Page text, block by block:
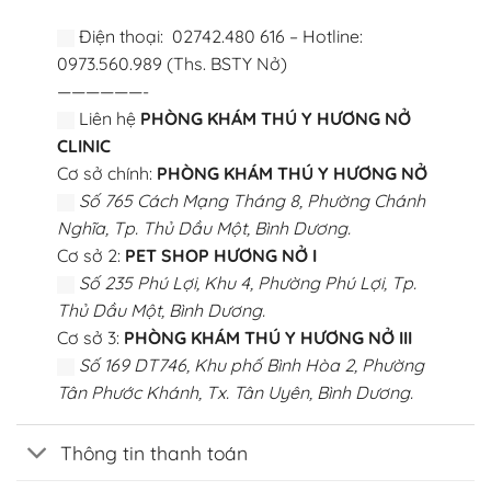
Điện thoại: 02742.480 616 – Hotline:
0973.560.989 (Ths. BSTY Nở)
——————-
Liên hệ PHÒNG KHÁM THÚ Y HƯƠNG NỞ
CLINIC
Cơ sở chính: PHÒNG KHÁM THÚ Y HƯƠNG NỞ
Số 765 Cách Mạng Tháng 8, Phường Chánh
Nghĩa, Tp. Thủ Dầu Một, Bình Dương.
Cơ sở 2: PET SHOP HƯƠNG NỞ I
Số 235 Phú Lợi, Khu 4, Phường Phú Lợi, Tp.
Thủ Dầu Một, Bình Dương.
Cơ sở 3: PHÒNG KHÁM THÚ Y HƯƠNG NỞ III
Số 169 DT746, Khu phố Bình Hòa 2, Phường
Tân Phước Khánh, Tx. Tân Uyên, Bình Dương.
Thông tin thanh toán